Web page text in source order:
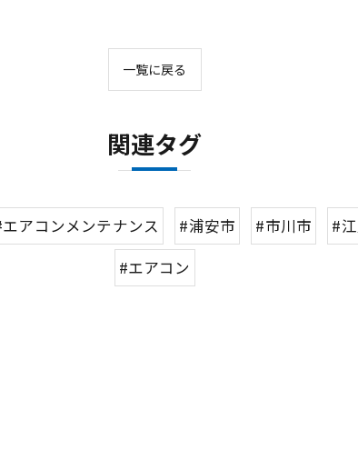
一覧に戻る
関連タグ
アコンメンテナンス #浦安市 #市川市 #
#エアコン